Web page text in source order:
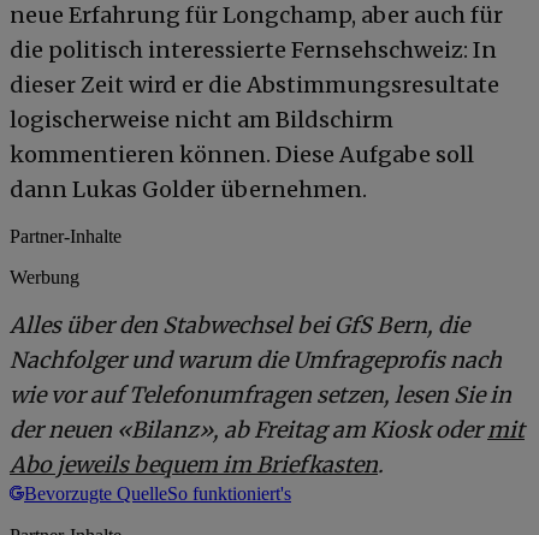
neue Erfahrung für Longchamp, aber auch für
die politisch interessierte Fernsehschweiz: In
dieser Zeit wird er die Abstimmungsresultate
logischerweise nicht am Bildschirm
kommentieren können. Diese Aufgabe soll
dann Lukas Golder übernehmen.
Partner-Inhalte
Werbung
Alles über den Stabwechsel bei GfS Bern, die
Nachfolger undwarum die Umfrageprofis nach
wie vor auf Telefonumfragen setzen, lesen Sie in
der neuen «Bilanz», ab Freitag am Kiosk odermit
Abo jeweils bequem im Briefkasten.
Bevorzugte QuelleSo funktioniert's